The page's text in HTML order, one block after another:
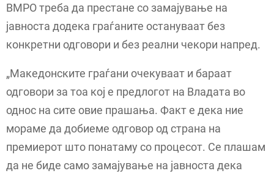
ВМРО треба да престане со замајување на
јавноста додека граѓаните остануваат без
конкретни одговори и без реални чекори напред.
„Македонските граѓани очекуваат и бараат
одговори за тоа кој е предлогот на Владата во
однос на сите овие прашања. Факт е дека ние
мораме да добиеме одговор од страна на
премиерот што понатаму со процесот. Се плашам
да не биде само замајување на јавноста дека